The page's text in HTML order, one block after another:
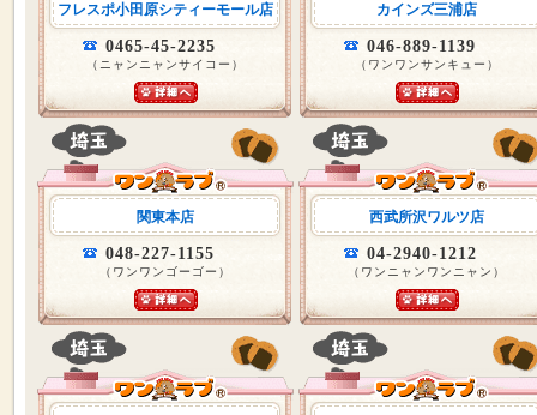
フレスポ小田原シティーモール店
0465-45-2235
（ニャンニャンサイコー）
カインズ三浦店
046-889-1139
（ワンワンサンキュー）
関東本店
048-227-1155
（ワンワンゴーゴー）
西武所沢ワルツ店
04-2940-1212
（ワンニャンワンニャン）